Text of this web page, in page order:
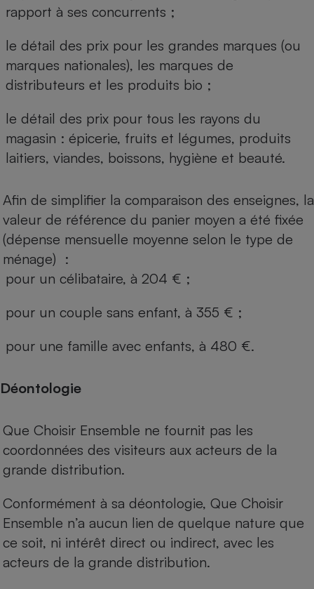
rapport à ses concurrents ;
le détail des prix pour les grandes marques (ou
marques nationales), les marques de
distributeurs et les produits bio ;
le détail des prix pour tous les rayons du
magasin : épicerie, fruits et légumes, produits
laitiers, viandes, boissons, hygiène et beauté.
Afin de simplifier la comparaison des enseignes, la
valeur de référence du panier moyen a été fixée
(dépense mensuelle moyenne selon le type de
ménage) :
pour un célibataire, à 204 € ;
pour un couple sans enfant, à 355 € ;
pour une famille avec enfants, à 480 €.
Déontologie
Que Choisir Ensemble ne fournit pas les
coordonnées des visiteurs aux acteurs de la
grande distribution.
Conformément à sa déontologie, Que Choisir
Ensemble n’a aucun lien de quelque nature que
ce soit, ni intérêt direct ou indirect, avec les
acteurs de la grande distribution.